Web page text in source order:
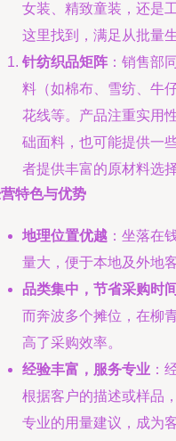
女装、精致童装，还是
这里找到，满足从批量
针纺织品矩阵 ：销售部
料（如棉布、雪纺、牛
花线等。产品注重实用
础面料，也可能提供一
者提供丰富的原材料选择
特色与优势
地理位置优越 ：坐落在
量大，便于本地及外地
品类集中，节省采购时间
而奔波多个摊位，在柳
高了采购效率。
经验丰富，服务专业 ：
根据客户的描述或样品
专业的用量建议，成为